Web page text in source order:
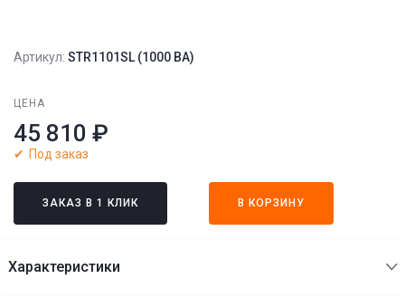
Артикул: STR1101SL (1000 ВА)
ЦЕНА
45 810 ₽
Под заказ
ЗАКАЗ В 1 КЛИК В КОРЗИНУ
Характеристики